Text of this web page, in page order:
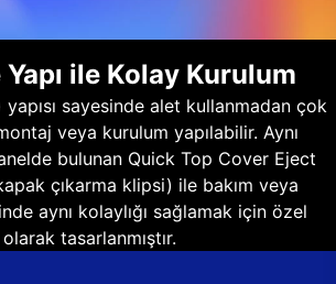
ile Kolay Kurulum
sayesinde alet kullanmadan çok
veya kurulum yapılabilir. Aynı
bulunan Quick Top Cover Eject
çıkarma klipsi) ile bakım veya
aynı kolaylığı sağlamak için özel
olarak tasarlanmıştır.